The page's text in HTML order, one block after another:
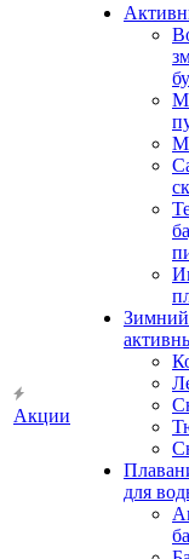
Акции
Зимний
для